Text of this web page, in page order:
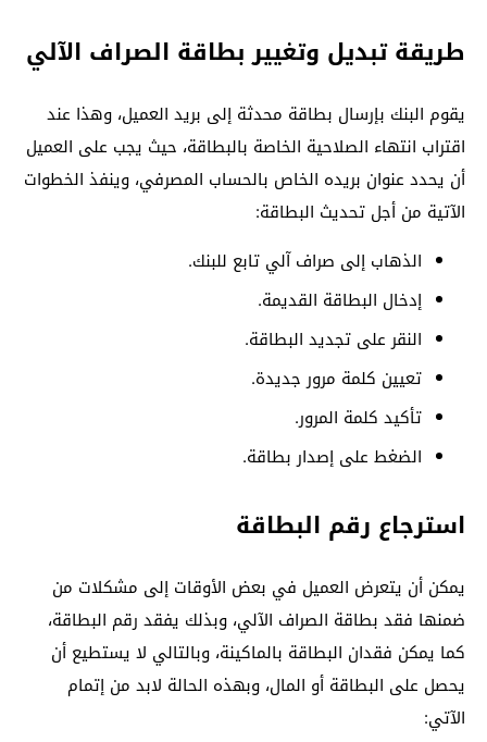
طريقة تبديل وتغيير بطاقة الصراف الآلي
يقوم البنك بإرسال بطاقة محدثة إلى بريد العميل، وهذا عند
اقتراب انتهاء الصلاحية الخاصة بالبطاقة، حيث يجب على العميل
أن يحدد عنوان بريده الخاص بالحساب المصرفي، وينفذ الخطوات
الآتية من أجل تحديث البطاقة:
الذهاب إلى صراف آلي تابع للبنك.
إدخال البطاقة القديمة.
النقر على تجديد البطاقة.
تعيين كلمة مرور جديدة.
تأكيد كلمة المرور.
الضغط على إصدار بطاقة.
استرجاع رقم البطاقة
يمكن أن يتعرض العميل في بعض الأوقات إلى مشكلات من
ضمنها فقد بطاقة الصراف الآلي، وبذلك يفقد رقم البطاقة،
كما يمكن فقدان البطاقة بالماكينة، وبالتالي لا يستطيع أن
يحصل على البطاقة أو المال، وبهذه الحالة لابد من إتمام
الآتي: